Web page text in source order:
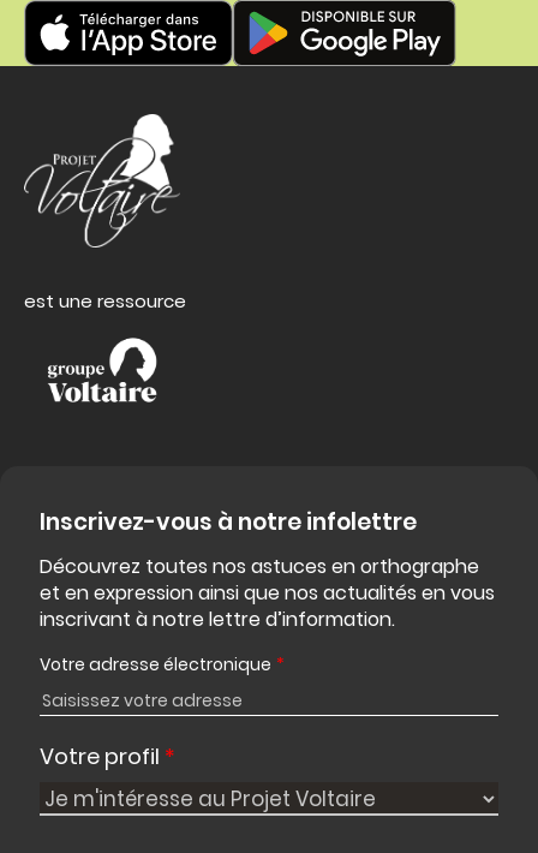
est une ressource
Inscrivez-vous à notre infolettre
Découvrez toutes nos astuces en orthographe
et en expression ainsi que nos actualités en vous
inscrivant à notre lettre d’information.
Votre adresse électronique *
Votre profil *